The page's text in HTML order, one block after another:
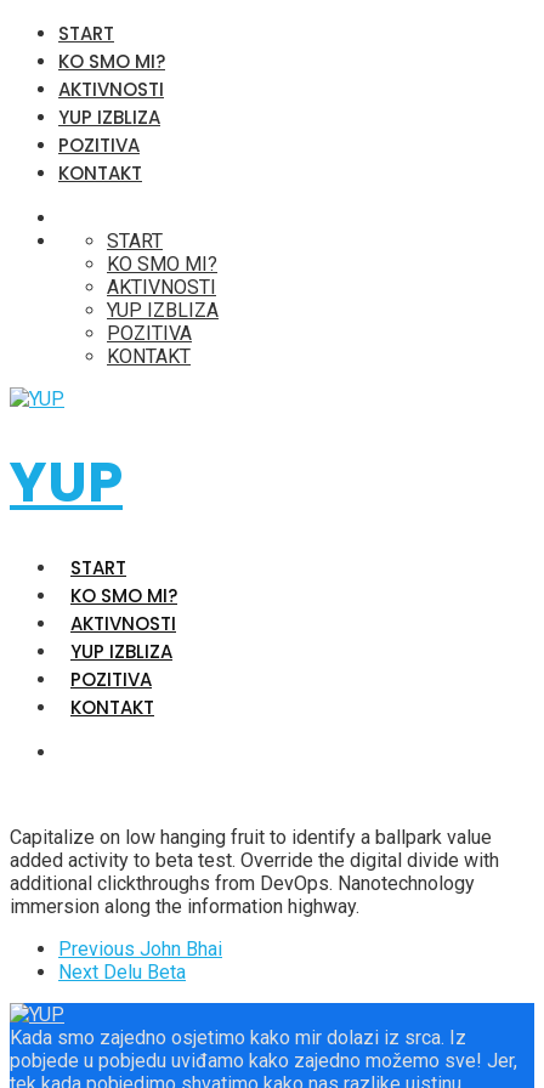
START
KO SMO MI?
AKTIVNOSTI
YUP IZBLIZA
POZITIVA
KONTAKT
START
KO SMO MI?
AKTIVNOSTI
YUP IZBLIZA
POZITIVA
KONTAKT
YUP
START
KO SMO MI?
AKTIVNOSTI
YUP IZBLIZA
POZITIVA
KONTAKT
Capitalize on low hanging fruit to identify a ballpark value
added activity to beta test. Override the digital divide with
additional clickthroughs from DevOps. Nanotechnology
immersion along the information highway.
Previous John Bhai
Next Delu Beta
Kada smo zajedno osjetimo kako mir dolazi iz srca. Iz
pobjede u pobjedu uviđamo kako zajedno možemo sve! Jer,
tek kada pobjedimo shvatimo kako nas razlike uistinu